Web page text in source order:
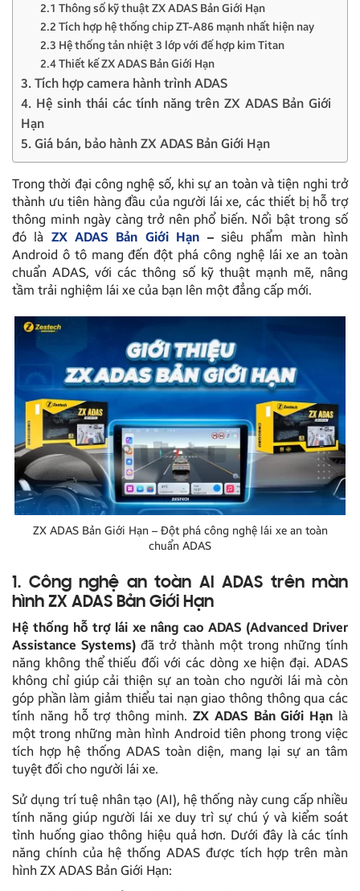
2.1 Thông số kỹ thuật ZX ADAS Bản Giới Hạn
2.2 Tích hợp hệ thống chip ZT-A86 mạnh nhất hiện nay
2.3 Hệ thống tản nhiệt 3 lớp với đế hợp kim Titan
2.4 Thiết kế ZX ADAS Bản Giới Hạn
3. Tích hợp camera hành trình ADAS
4. Hệ sinh thái các tính năng trên ZX ADAS Bản Giới
Hạn
5. Giá bán, bảo hành ZX ADAS Bản Giới Hạn
Trong thời đại công nghệ số, khi sự an toàn và tiện nghi trở
thành ưu tiên hàng đầu của người lái xe, các thiết bị hỗ trợ
thông minh ngày càng trở nên phổ biến. Nổi bật trong số
đó là ZX ADAS Bản Giới Hạn –siêu phẩm màn hình
Android ô tô mang đến đột phá công nghệ lái xe an toàn
chuẩn ADAS, với các thông số kỹ thuật mạnh mẽ, nâng
tầm trải nghiệm lái xe của bạn lên một đẳng cấp mới.
ZX ADAS Bản Giới Hạn – Đột phá công nghệ lái xe an toàn
chuẩn ADAS
1. Công nghệ an toàn AI ADAS trên màn
hình ZX ADAS Bản Giới Hạn
Hệ thống hỗ trợ lái xe nâng cao ADAS (Advanced Driver
Assistance Systems) đã trở thành một trong những tính
năng không thể thiếu đối với các dòng xe hiện đại. ADAS
không chỉ giúp cải thiện sự an toàn cho người lái mà còn
góp phần làm giảm thiểu tai nạn giao thông thông qua các
tính năng hỗ trợ thông minh. ZX ADAS Bản Giới Hạn là
một trong những màn hình Android tiên phong trong việc
tích hợp hệ thống ADAS toàn diện, mang lại sự an tâm
tuyệt đối cho người lái xe.
Sử dụng trí tuệ nhân tạo (AI), hệ thống này cung cấp nhiều
tính năng giúp người lái xe duy trì sự chú ý và kiểm soát
tình huống giao thông hiệu quả hơn. Dưới đây là các tính
năng chính của hệ thống ADAS được tích hợp trên màn
hình ZX ADAS Bản Giới Hạn: